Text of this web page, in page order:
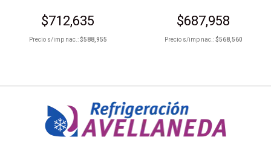
$712,635
Precio s/imp nac.:$588,955
$687,958
Precio s/imp nac.:$568,560